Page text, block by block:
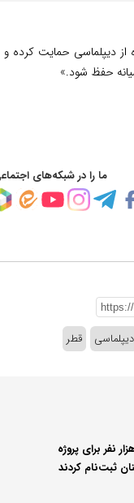
از دیپلماسی حمایت
حفظ شود.»
ما را در شبکه‌های
دیپلماسی قطر
از ۴۰ هزار نفر برای پروژه
ثبت‌نام کردند